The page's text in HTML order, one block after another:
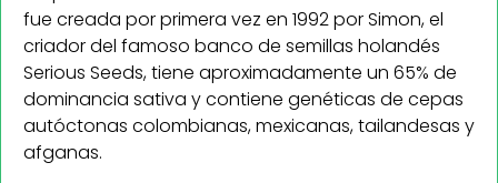
fue creada por primera vez en 1992 por Simon, el
criador del famoso banco de semillas holandés
Serious Seeds, tiene aproximadamente un 65% de
dominancia sativa y contiene genéticas de cepas
autóctonas colombianas, mexicanas, tailandesas y
afganas.